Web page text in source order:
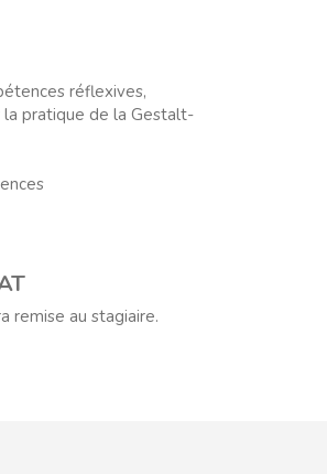
réflexives,
pratique de la Gestalt-
remise au stagiaire.